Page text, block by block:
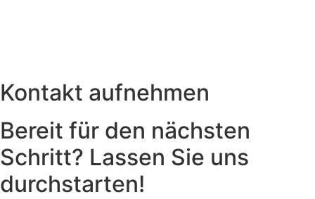
Kontakt aufnehmen
Bereit für den nächsten
Schritt? Lassen Sie uns
durchstarten!